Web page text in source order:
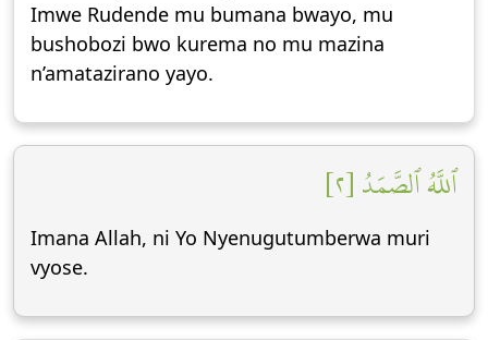
Imwe Rudende mu bumana bwayo, mu
bushobozi bwo kurema no mu mazina
n’amatazirano yayo.
ٱللَّهُ ٱلصَّمَدُ [٢]
Imana Allah, ni Yo Nyenugutumberwa muri
vyose.